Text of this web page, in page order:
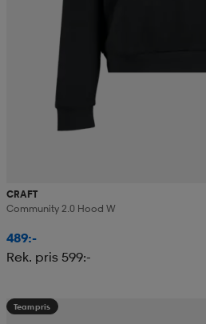
CRAFT
Community 2.0 Hood W
489:-
Rek. pris 599:-
Teampris